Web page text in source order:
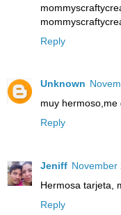
Reply
Unknown
muy hermoso,me
Reply
Jeniff November
Hermosa tarjeta,
Reply